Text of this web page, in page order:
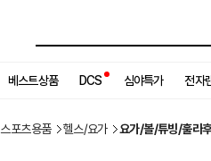
베스트상품 DCS 심야특가 전자
스포츠용품 헬스/요가 요가/볼/튜빙/훌라